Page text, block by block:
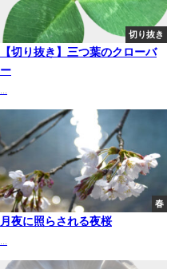
切り抜き
【切り抜き】三つ葉のクローバ
ー
春
月夜に照らされる夜桜